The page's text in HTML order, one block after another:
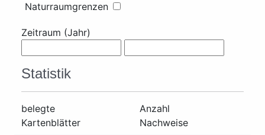
Naturraumgrenzen
Zeitraum (Jahr)
Statistik
belegte
Kartenblätter
Anzahl
Nachweise